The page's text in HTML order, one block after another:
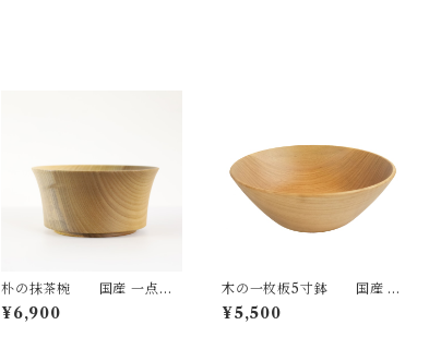
朴の抹茶椀 国産 一点物
SWING オリジナル テーブ
ルウェア 木の器 無垢 ナチュ
¥6,900
木の一枚板5寸鉢 国産 一
点物 SWING オリジナル テ
ーブルウェア 木の器 無垢 ナ
¥5,500